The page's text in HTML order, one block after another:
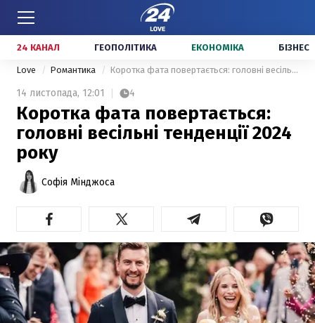
24 КАНАЛ ГЕОПОЛІТИКА ЕКОНОМІКА БІЗНЕС
Love Романтика Коротка фата повертається: головні весільні тенденції 2024 року
14 листопада, 12:01 4
Коротка фата повертається:
головні весільні тенденції 2024
року
Софія Мінджоса